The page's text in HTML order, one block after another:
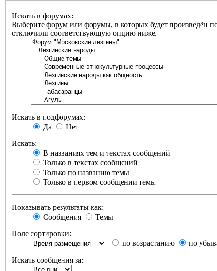
Искать в форумах:
Выберите форум или форумы, в которых будет произведён
отключили соответствующую опцию ниже.
Искать в подфорумах:
Да
Нет
Искать:
В названиях тем и текстах сообщений
Только в текстах сообщений
Только по названию темы
Только в первом сообщении темы
Показывать результаты как:
Сообщения
Темы
Поле сортировки:
по возрастанию
по
Искать сообщения за: